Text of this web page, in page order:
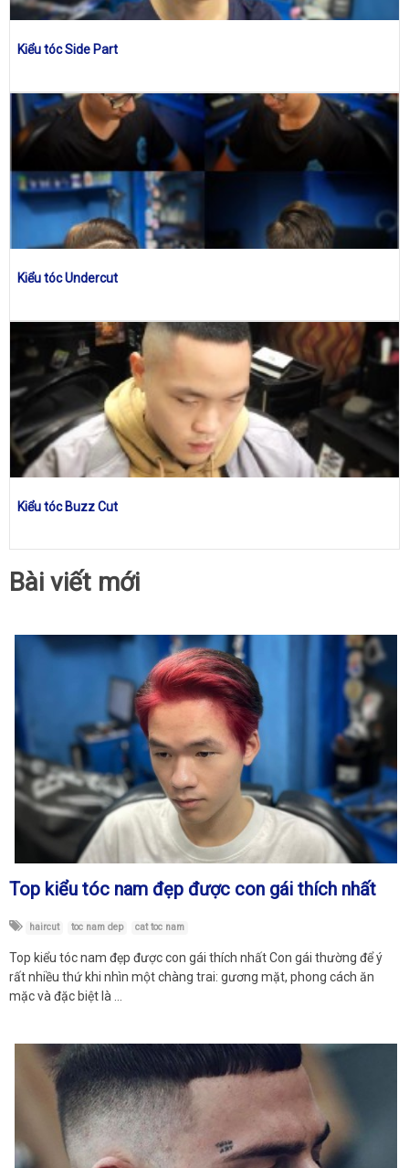
Kiểu tóc Side Part
Kiểu tóc Undercut
Kiểu tóc Buzz Cut
Bài viết mới
Top kiểu tóc nam đẹp được con gái thích nhất
haircut toc nam dep cat toc nam
Top kiểu tóc nam đẹp được con gái thích nhất Con gái thường để ý
rất nhiều thứ khi nhìn một chàng trai: gương mặt, phong cách ăn
mặc và đặc biệt là …